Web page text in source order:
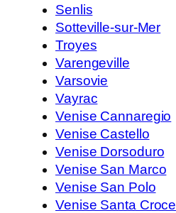
Senlis
Sotteville-sur-Mer
Troyes
Varengeville
Varsovie
Vayrac
Venise Cannaregio
Venise Castello
Venise Dorsoduro
Venise San Marco
Venise San Polo
Venise Santa Croce